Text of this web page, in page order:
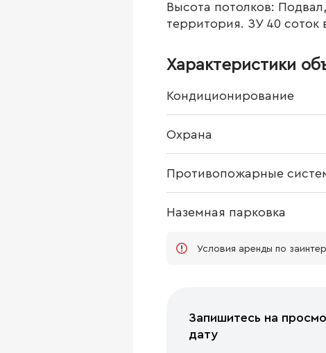
Высота потолков:
территория. ЗУ 40
Характеристики
Кондиционирование
Охрана
Противопожарные
Наземная парковка
Условия аренды по
Запишитесь на
дату